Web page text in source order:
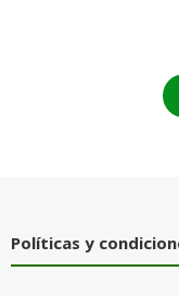
Políticas y